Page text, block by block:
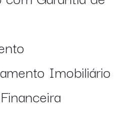
Imobiliário